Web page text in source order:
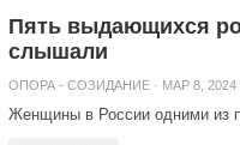
Пять выдающихся
слышали
ОПОРА - СОЗИДАНИЕ · МАР 8, 2024
Женщины в России одними из